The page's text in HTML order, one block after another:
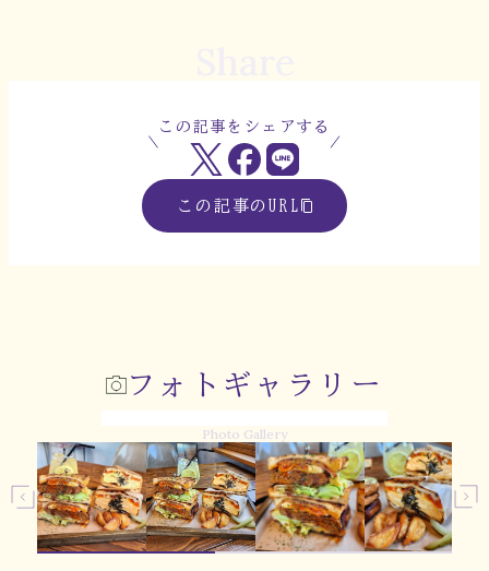
この記事をシェアする
この記事のURL
フォトギャラリー
Photo Gallery